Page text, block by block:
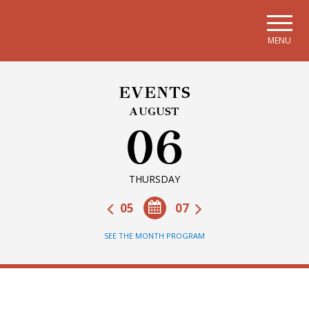
MENU
EVENTS
AUGUST
06
THURSDAY
07
05
SEE THE MONTH PROGRAM